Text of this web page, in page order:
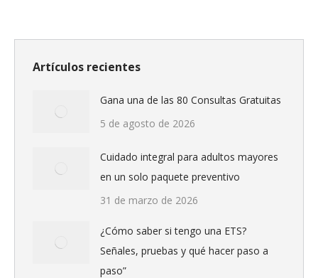
Artículos recientes
Gana una de las 80 Consultas Gratuitas
5 de agosto de 2026
Cuidado integral para adultos mayores
en un solo paquete preventivo
31 de marzo de 2026
¿Cómo saber si tengo una ETS?
Señales, pruebas y qué hacer paso a
paso”